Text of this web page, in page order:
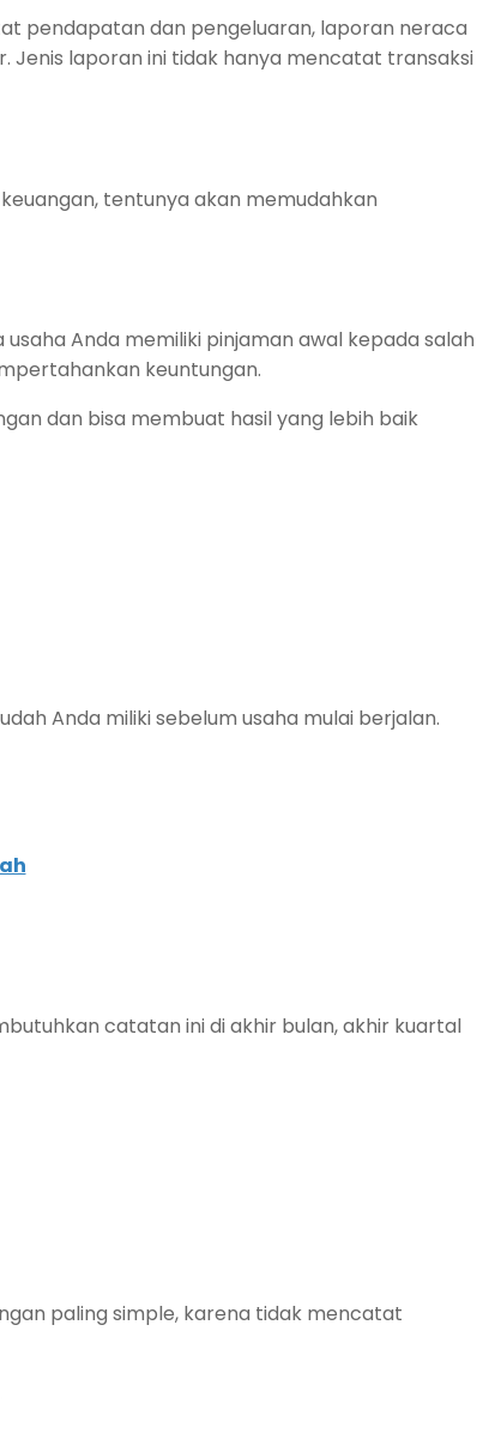
pendapatan dan pengeluaran, laporan neraca
Jenis laporan ini tidak hanya mencatat transaksi
tentunya akan memudahkan
Anda memiliki pinjaman awal kepada salah
keuntungan.
dan bisa membuat hasil yang lebih baik
Anda miliki sebelum usaha mulai berjalan.
catatan ini di akhir bulan, akhir kuartal
paling simple, karena tidak mencatat